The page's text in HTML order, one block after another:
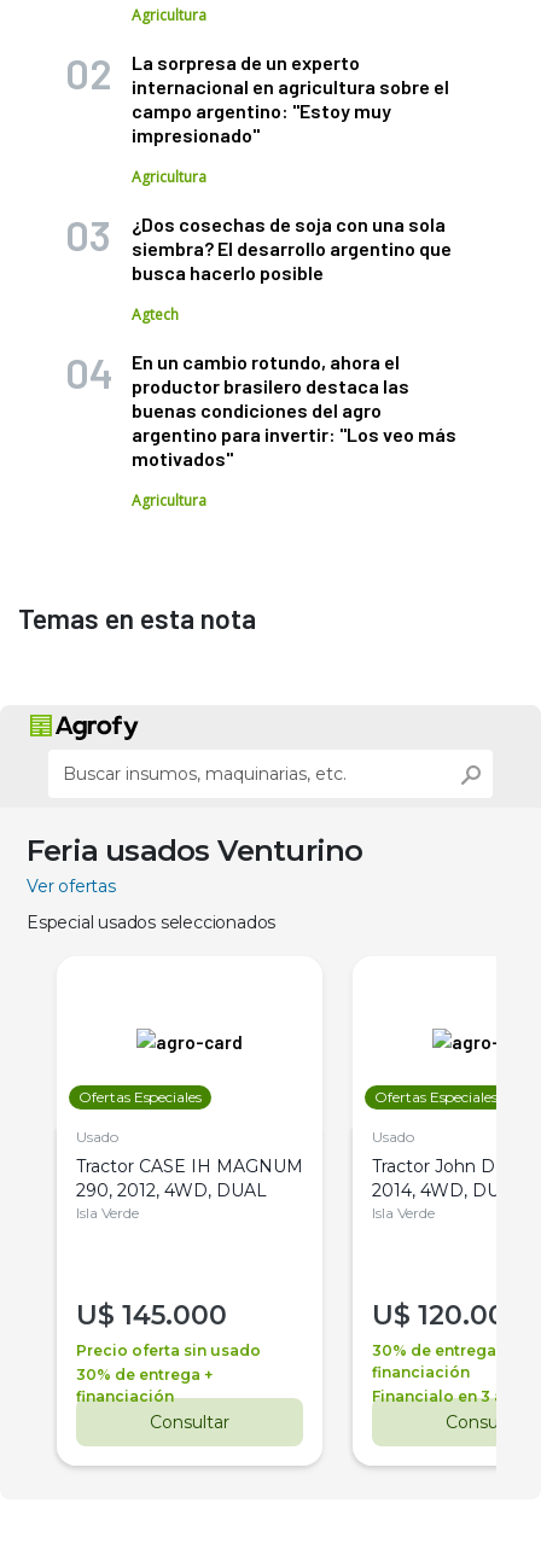
Agricultura
La sorpresa de un experto
internacional en agricultura sobre el
campo argentino: "Estoy muy
impresionado"
Agricultura
¿Dos cosechas de soja con una sola
siembra? El desarrollo argentino que
busca hacerlo posible
Agtech
En un cambio rotundo, ahora el
productor brasilero destaca las
buenas condiciones del agro
argentino para invertir: "Los veo más
motivados"
Agricultura
Temas en esta nota
Feria usados Venturino
Ver ofertas
Especial usados seleccionados
Ofertas Especiales
Usado
Tractor CASE IH MAGNUM
290, 2012, 4WD, DUAL
Isla Verde
U$ 145.000
Precio oferta sin usado
30% de entrega +
financiación
Consultar
Ofertas Especiales
Usado
Tractor John Deere
2014, 4WD, DUAL
Isla Verde
U$ 120.000
30% de entrega +
financiación
Financialo en 3 años
Consultar